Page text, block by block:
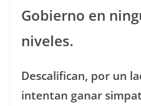
Gobierno en
niveles.
Descalifican, por un
intentan ganar